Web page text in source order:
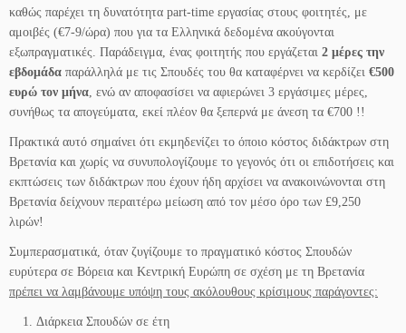
καθώς παρέχει τη δυνατότητα part-time εργασίας στους φοιτητές, με
αμοιβές (€7-9/ώρα) που για τα Ελληνικά δεδομένα ακούγονται
εξωπραγματικές. Παράδειγμα, ένας φοιτητής που εργάζεται 2 μέρες την
εβδομάδα παράλληλά με τις Σπουδές του θα καταφέρνει να κερδίζει €500
ευρώ τον μήνα , ενώ αν αποφασίσει να αφιερώνει 3 εργάσιμες μέρες,
συνήθως τα απογεύματα, εκεί πλέον θα ξεπερνά με άνεση τα €700 !!
Πρακτικά αυτό σημαίνει ότι εκμηδενίζει το όποιο κόστος διδάκτρων στη
Βρετανία και χωρίς να συνυπολογίζουμε το γεγονός ότι οι επιδοτήσεις και
εκπτώσεις των διδάκτρων που έχουν ήδη αρχίσει να ανακοινώνονται στη
Βρετανία δείχνουν περαιτέρω μείωση από τον μέσο όρο των £9,250
λιρών!
Συμπερασματικά, όταν ζυγίζουμε το πραγματικό κόστος Σπουδών
ευρύτερα σε Βόρεια και Κεντρική Ευρώπη σε σχέση με τη Βρετανία
πρέπει να λαμβάνουμε υπόψη τους ακόλουθους κρίσιμους παράγοντες:
Διάρκεια Σπουδών σε έτη